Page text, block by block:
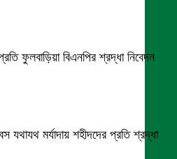
ফুলবাড়িয়া বিএনপির শ্রদ্ধা নিবেদন
মর্যাদায় শহীদদের প্রতি শ্রদ্ধা